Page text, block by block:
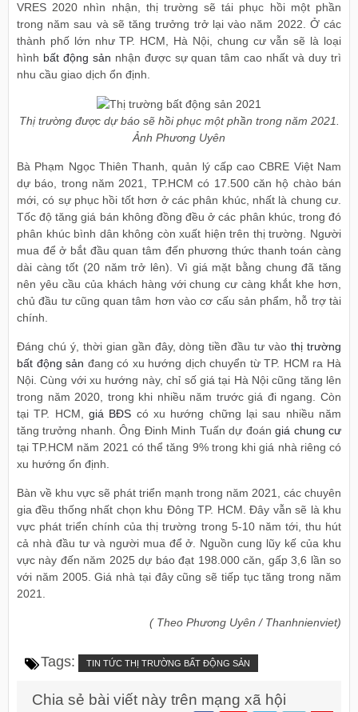
VRES 2020 nhìn nhận, thị trường sẽ tái phục hồi một phần
trong năm sau và sẽ tăng trưởng trở lại vào năm 2022. Ở các
thành phố lớn như TP. HCM, Hà Nội, chung cư vẫn sẽ là loại
hình bất động sản nhận được sự quan tâm cao nhất và duy trì
nhu cầu giao dịch ổn định.
Thị trường được dự báo sẽ hồi phục một phần trong năm 2021.
Ảnh Phương Uyên
Bà Phạm Ngọc Thiên Thanh, quản lý cấp cao CBRE Việt Nam
dự báo, trong năm 2021, TP.HCM có 17.500 căn hộ chào bán
mới, có sự phục hồi tốt hơn ở các phân khúc, nhất là chung cư.
Tốc độ tăng giá bán không đồng đều ở các phân khúc, trong đó
phân khúc bình dân không còn xuất hiện trên thị trường. Người
mua để ở bắt đầu quan tâm đến phương thức thanh toán càng
dài càng tốt (20 năm trở lên). Vì giá mặt bằng chung đã tăng
nên yêu cầu của khách hàng với chung cư càng khắt khe hơn,
chủ đầu tư cũng quan tâm hơn vào cơ cấu sản phẩm, hỗ trợ tài
chính.
Đáng chú ý, thời gian gần đây, dòng tiền đầu tư vào thị trường
bất động sản đang có xu hướng dịch chuyển từ TP. HCM ra Hà
Nội. Cùng với xu hướng này, chỉ số giá tại Hà Nội cũng tăng lên
trong năm 2020, trong khi nhiều năm trước giá đi ngang. Còn
tại TP. HCM, giá BĐS có xu hướng chững lại sau nhiều năm
tăng trưởng nhanh. Ông Đinh Minh Tuấn dự đoángiá chung cư
tại TP.HCM năm 2021 có thể tăng 9% trong khi giá nhà riêng có
xu hướng ổn định.
Bàn về khu vực sẽ phát triển mạnh trong năm 2021, các chuyên
gia đều thống nhất chọn khu Đông TP. HCM. Đây vẫn sẽ là khu
vực phát triển chính của thị trường trong 5-10 năm tới, thu hút
cả nhà đầu tư và người mua để ở. Nguồn cung lũy kế của khu
vực này đến năm 2025 dự báo đạt 198.000 căn, gấp 3,6 lần so
với năm 2005. Giá nhà tại đây cũng sẽ tiếp tục tăng trong năm
2021.
( Theo Phương Uyên / Thanhnienviet)
Tags: TIN TỨC THỊ TRƯỜNG BẤT ĐỘNG SẢN
Chia sẻ bài viết này trên mạng xã hội